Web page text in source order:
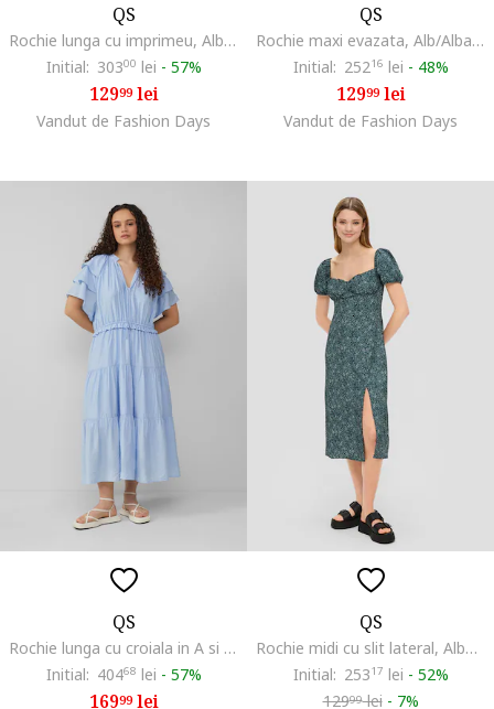
QS
Rochie lunga cu imprimeu, Alb/Albastru
Initial: 30300 lei - 57%
12999lei
Vandut de Fashion Days
QS
Rochie maxi evazata, Alb/Albastru ultramarin
Initial: 25216 lei - 48%
12999lei
Vandut de Fashion Days
QS
Rochie lunga cu croiala in A si volane, Albastru pastel
Initial: 40468 lei - 57%
16999lei
QS
Rochie midi cu slit lateral, Albastru petrol
Initial: 25317 lei - 52%
12999lei - 7%